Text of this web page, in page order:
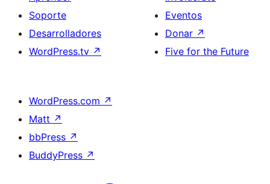
Soporte
Desarrolladores
WordPress.tv ↗
Eventos
Donar ↗
Five for the Future
WordPress.com ↗
Matt ↗
bbPress ↗
BuddyPress ↗